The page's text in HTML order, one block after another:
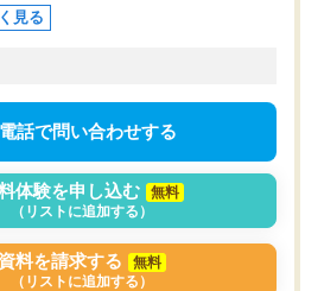
識も無くなっ
な数学も追加
の高校受験に
見る
電話で問い合わせする
体験を申し込む
無料
（リストに追加する）
資料を請求する
無料
（リストに追加する）